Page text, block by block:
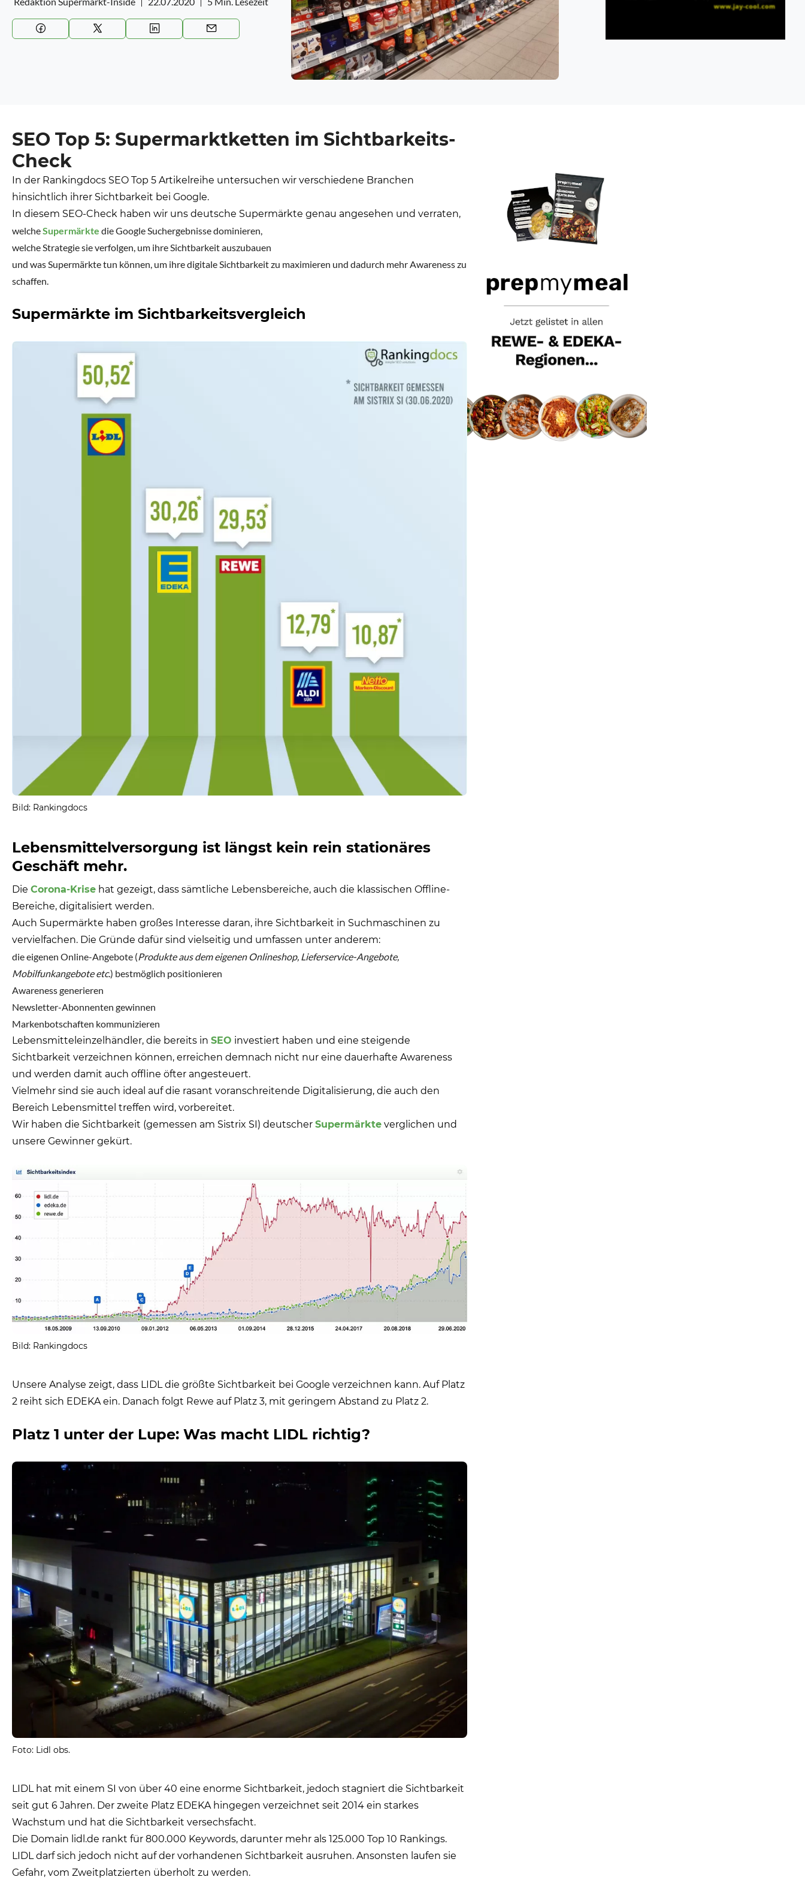
SEO Top 5: Supermarktketten im Sichtbarkeits-
Check
In der Rankingdocs SEO Top 5 Artikelreihe untersuchen wir verschiedene Branchen
hinsichtlich ihrer Sichtbarkeit bei Google.
In diesem SEO-Check haben wir uns deutsche Supermärkte genau angesehen und verraten,
welcheSupermärkte die Google Suchergebnisse dominieren,
welche Strategie sie verfolgen, um ihre Sichtbarkeit auszubauen
und was Supermärkte tun können, um ihre digitale Sichtbarkeit zu maximieren und dadurch mehr Awareness zu
schaffen.
Supermärkte im Sichtbarkeitsvergleich
Bild: Rankingdocs
Lebensmittelversorgung ist längst kein rein stationäres
Geschäft mehr.
Die Corona-Krise hat gezeigt, dass sämtliche Lebensbereiche, auch die klassischen Offline-
Bereiche, digitalisiert werden.
Auch Supermärkte haben großes Interesse daran, ihre Sichtbarkeit in Suchmaschinen zu
vervielfachen. Die Gründe dafür sind vielseitig und umfassen unter anderem:
die eigenen Online-Angebote (Produkte aus dem eigenen Onlineshop, Lieferservice-Angebote,
Mobilfunkangebote etc.) bestmöglich positionieren
Awareness generieren
Newsletter-Abonnenten gewinnen
Markenbotschaften kommunizieren
Lebensmitteleinzelhändler, die bereits in SEO investiert haben und eine steigende
Sichtbarkeit verzeichnen können, erreichen demnach nicht nur eine dauerhafte Awareness
und werden damit auch offline öfter angesteuert.
Vielmehr sind sie auch ideal auf die rasant voranschreitende Digitalisierung, die auch den
Bereich Lebensmittel treffen wird, vorbereitet.
Wir haben die Sichtbarkeit (gemessen am Sistrix SI) deutscher Supermärkte verglichen und
unsere Gewinner gekürt.
Bild: Rankingdocs
Unsere Analyse zeigt, dass LIDL die größte Sichtbarkeit bei Google verzeichnen kann. Auf Platz
2 reiht sich EDEKA ein. Danach folgt Rewe auf Platz 3, mit geringem Abstand zu Platz 2.
Platz 1 unter der Lupe: Was macht LIDL richtig?
Foto: Lidl obs.
LIDL hat mit einem SI von über 40 eine enorme Sichtbarkeit, jedoch stagniert die Sichtbarkeit
seit gut 6 Jahren. Der zweite Platz EDEKA hingegen verzeichnet seit 2014 ein starkes
Wachstum und hat die Sichtbarkeit versechsfacht.
Die Domain lidl.de rankt für 800.000 Keywords, darunter mehr als 125.000 Top 10 Rankings.
LIDL darf sich jedoch nicht auf der vorhandenen Sichtbarkeit ausruhen. Ansonsten laufen sie
Gefahr, vom Zweitplatzierten überholt zu werden.